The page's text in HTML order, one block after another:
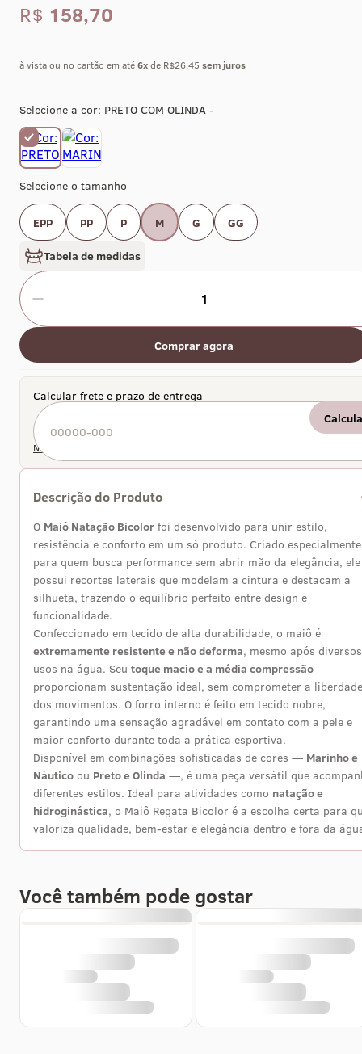
R$ 158,70
à vista ou no cartão em até6xde R$26,45 sem juros
Selecione a cor: PRETO COM OLINDA -
Selecione o tamanho
EPP PP P M G GG
Tabela de medidas
1
Comprar agora
Calcular frete e prazo de entrega
Não sei meu CEP
Descrição do Produto
O Maiô Natação Bicolor foi desenvolvido para unir estilo,
resistência e conforto em um só produto. Criado especialmente
para quem busca performance sem abrir mão da elegância, ele
possui recortes laterais que modelam a cintura e destacam a
silhueta, trazendo o equilíbrio perfeito entre design e
funcionalidade.
Confeccionado em tecido de alta durabilidade, o maiô é
extremamente resistente e não deforma, mesmo após diversos
usos na água. Seu toque macio e a média compressão
proporcionam sustentação ideal, sem comprometer a liberdade
dos movimentos. O forro interno é feito em tecido nobre,
garantindo uma sensação agradável em contato com a pele e
maior conforto durante toda a prática esportiva.
Disponível em combinações sofisticadas de cores — Marinho e
Náutico ou Preto e Olinda —, é uma peça versátil que
diferentes estilos. Ideal para atividades como natação e
hidroginástica, o Maiô Regata Bicolor é a escolha certa para
valoriza qualidade, bem-estar e elegância dentro e fora da
Você também pode gostar